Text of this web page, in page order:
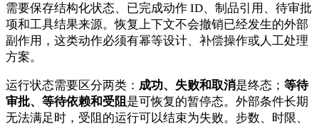
需要保存结构化状态、已完成动作 ID、制品引用、待审批
项和工具结果来源。恢复上下文不会撤销已经发生的外部
副作用，这类动作必须有幂等设计、补偿操作或人工处理
方案。
运行状态需要区分两类： 成功、失败和取消是终态； 等待
审批、等待依赖和受阻 是可恢复的暂停态。外部条件长期
无法满足时，受阻的运行可以结束为失败。步数、时限、